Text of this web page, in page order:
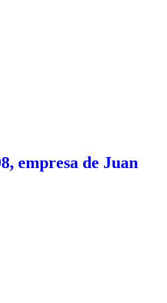
empresa de Juan